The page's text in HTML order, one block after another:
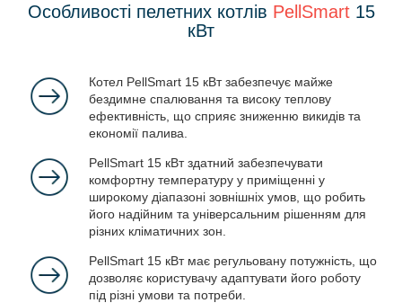
Особливості пелетних котлів PellSmart15
кВт
Котел PellSmart 15 кВт забезпечує майже
бездимне спалювання та високу теплову
ефективність, що сприяє зниженню викидів та
економії палива.
PellSmart 15 кВт здатний забезпечувати
комфортну температуру у приміщенні у
широкому діапазоні зовнішніх умов, що робить
його надійним та універсальним рішенням для
різних кліматичних зон.
PellSmart 15 кВт має регульовану потужність, що
дозволяє користувачу адаптувати його роботу
під різні умови та потреби.